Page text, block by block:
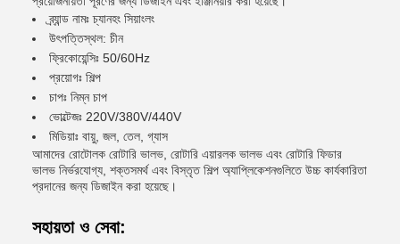
ব্র্যান্ড নামঃ চ্যানহং সিয়াংলং
উৎপত্তিস্থল: চীন
ফ্রিকোয়েন্সিঃ 50/60Hz
প্রয়োগঃ শিল্প
চাপঃ নিম্ন চাপ
ভোল্টেজঃ 220V/380V/440V
মিডিয়াঃ বায়ু, জল, তেল, গ্যাস
আমাদের রোটোলক রোটারি ভালভ, রোটারি এয়ারলক ভালভ এবং রোটারি ফিডার
ভালভ নির্ভরযোগ্য, শক্তসমর্থ এবং বিস্তৃত শিল্প অ্যাপ্লিকেশনগুলিতে উচ্চ কার্যকারিতা
প্রদানের জন্য ডিজাইন করা হয়েছে।
সহায়তা ও সেবা: